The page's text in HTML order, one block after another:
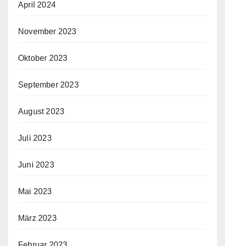
April 2024
November 2023
Oktober 2023
September 2023
August 2023
Juli 2023
Juni 2023
Mai 2023
März 2023